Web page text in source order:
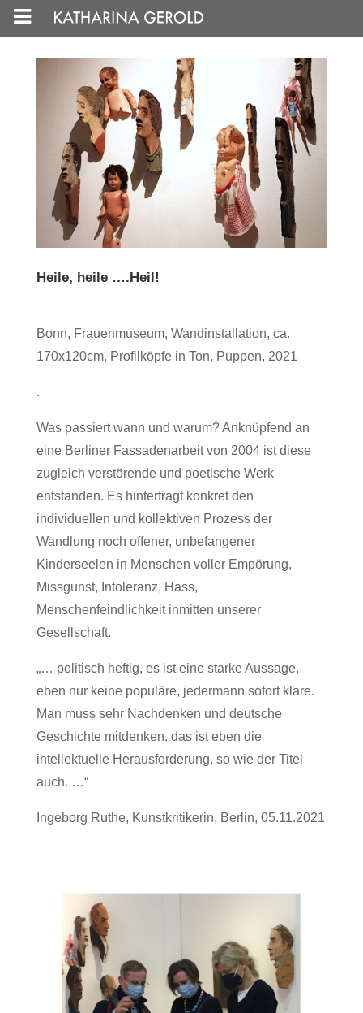
Heile, heile ….Heil!
Bonn, Frauenmuseum, Wandinstallation, ca.
170x120cm, Profilköpfe in Ton, Puppen, 2021
.
Was passiert wann und warum? Anknüpfend an
eine Berliner Fassadenarbeit von 2004 ist diese
zugleich verstörende und poetische Werk
entstanden. Es hinterfragt konkret den
individuellen und kollektiven Prozess der
Wandlung noch offener, unbefangener
Kinderseelen in Menschen voller Empörung,
Missgunst, Intoleranz, Hass,
Menschenfeindlichkeit inmitten unserer
Gesellschaft.
„… politisch heftig, es ist eine starke Aussage,
eben nur keine populäre, jedermann sofort klare.
Man muss sehr Nachdenken und deutsche
Geschichte mitdenken, das ist eben die
intellektuelle Herausforderung, so wie der Titel
auch. …“
Ingeborg Ruthe, Kunstkritikerin, Berlin, 05.11.2021